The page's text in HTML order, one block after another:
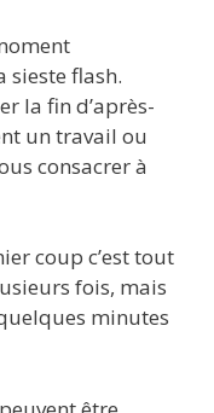
flash.
la fin d’après-
un travail ou
consacrer à
coup c’est tout
fois, mais
minutes